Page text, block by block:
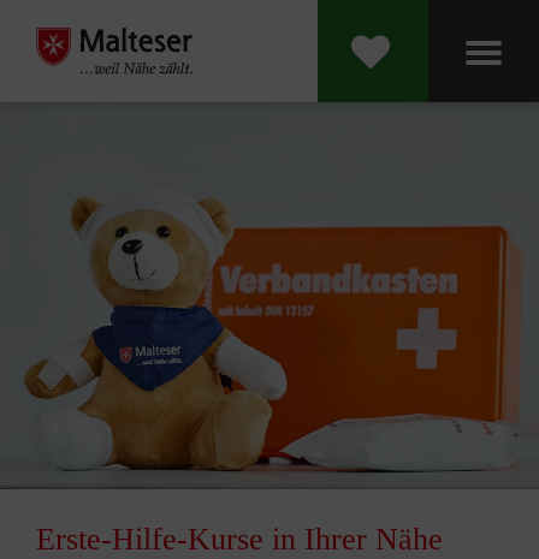
Erste-Hilfe-Kurse in Ihrer Nähe